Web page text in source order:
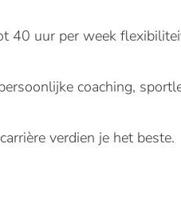
40 uur per week
coaching,
verdien je het beste.